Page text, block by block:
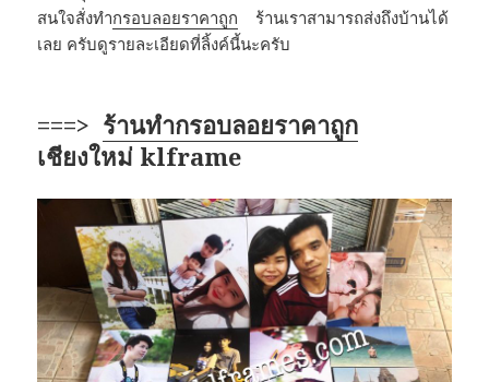
สนใจสั่งทำกรอบลอยราคาถูก ร้านเราสามารถส่งถึงบ้านได้
เลย ครับดูรายละเอียดที่ลิ้งค์นี้นะครับ
===> ร้านทำกรอบลอยราคาถูก
เชียงใหม่ klframe